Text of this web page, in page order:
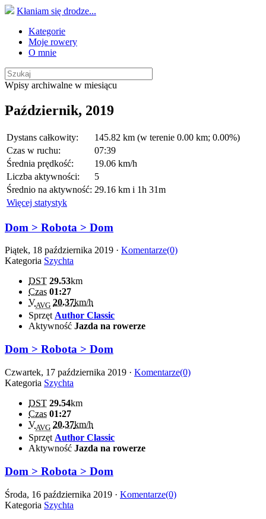
Kłaniam się drodze...
Kategorie
Moje rowery
O mnie
Wpisy archiwalne w miesiącu
Październik, 2019
Dystans całkowity:
145.82 km (w terenie 0.00 km; 0.00%)
Czas w ruchu:
07:39
Średnia prędkość:
19.06 km/h
Liczba aktywności:
5
Średnio na aktywność: 29.16 km i 1h 31m
Więcej statystyk
Dom > Robota > Dom
Piątek, 18 października 2019 · Komentarze(0)
Kategoria Szychta
DST 29.53km
Czas 01:27
VAVG 20.37km/h
SprzętAuthor Classic
Aktywność Jazda na rowerze
Dom > Robota > Dom
Czwartek, 17 października 2019 · Komentarze(0)
Kategoria Szychta
DST 29.54km
Czas 01:27
VAVG 20.37km/h
Sprzęt Author Classic
Aktywność Jazda na rowerze
Dom > Robota > Dom
Środa, 16 października 2019 · Komentarze(0)
Kategoria Szychta